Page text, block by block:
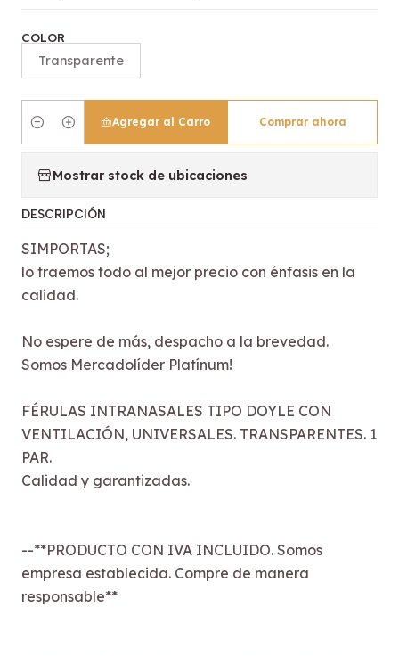
COLOR
Transparente
Cantidad
Agregar al Carro Comprar ahora
Mostrar stock de ubicaciones
DESCRIPCIÓN
SIMPORTAS;
lo traemos todo al mejor precio con énfasis en la
calidad.
No espere de más, despacho a la brevedad.
Somos Mercadolíder Platínum!
FÉRULAS INTRANASALES TIPO DOYLE CON
VENTILACIÓN, UNIVERSALES. TRANSPARENTES. 1
PAR.
Calidad y garantizadas.
--**PRODUCTO CON IVA INCLUIDO. Somos
empresa establecida. Compre de manera
responsable**